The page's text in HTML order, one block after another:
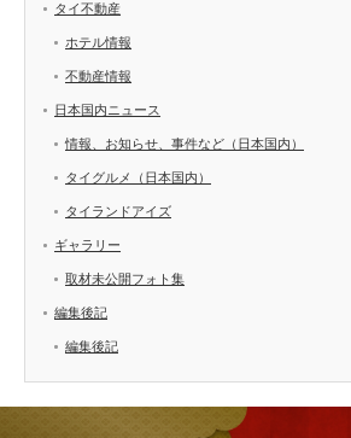
タイ不動産
ホテル情報
不動産情報
日本国内ニュース
情報、お知らせ、事件など（日本国内）
タイグルメ（日本国内）
タイランドアイズ
ギャラリー
取材未公開フォト集
編集後記
編集後記